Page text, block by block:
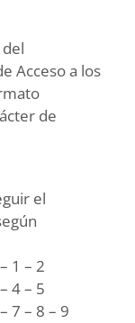
Acceso a los
de
el
1 – 2
4 – 5
7 – 8 – 9